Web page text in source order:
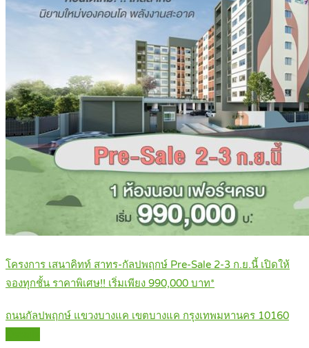
โครงการ เสนาคิทท์ สาทร-กัลปพฤกษ์ Pre-Sale 2-3 ก.ย.นี้ เปิดให้
จองทุกชั้น ราคาพิเศษ!! เริ่มเพียง 990,000 บาท*
ถนนกัลปพฤกษ์ แขวงบางแค เขตบางแค กรุงเทพมหานคร 10160